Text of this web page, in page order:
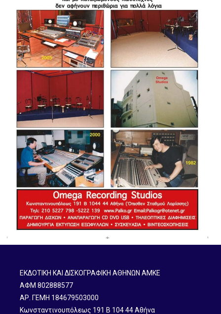
ΕΚΔΟΤΙΚΗ ΚΑΙ ΔΙΣΚΟΓΡΑΦΙΚΗ ΑΘΗΝΩΝ ΑΜΚΕ
ΑΦΜ 802888577
ΑΡ. ΓΕΜΗ 184679503000
Κωνσταντινουπόλεως 191 B 104 44 Αθήνα